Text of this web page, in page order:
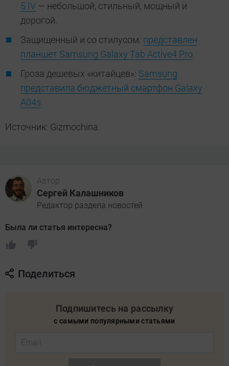
5 IV — небольшой, стильный, мощный и
дорогой.
Защищенный и со стилусом: представлен
планшет Samsung Galaxy Tab Active4 Pro
Гроза дешевых «китайцев»: Samsung
представила бюджетный смартфон Galaxy
A04s
Источник: Gizmochina
Автор
Сергей Калашников
Редактор раздела новостей
Была ли статья интересна?
Поделиться
Подпишитесь на рассылку
с самыми популярными статьями